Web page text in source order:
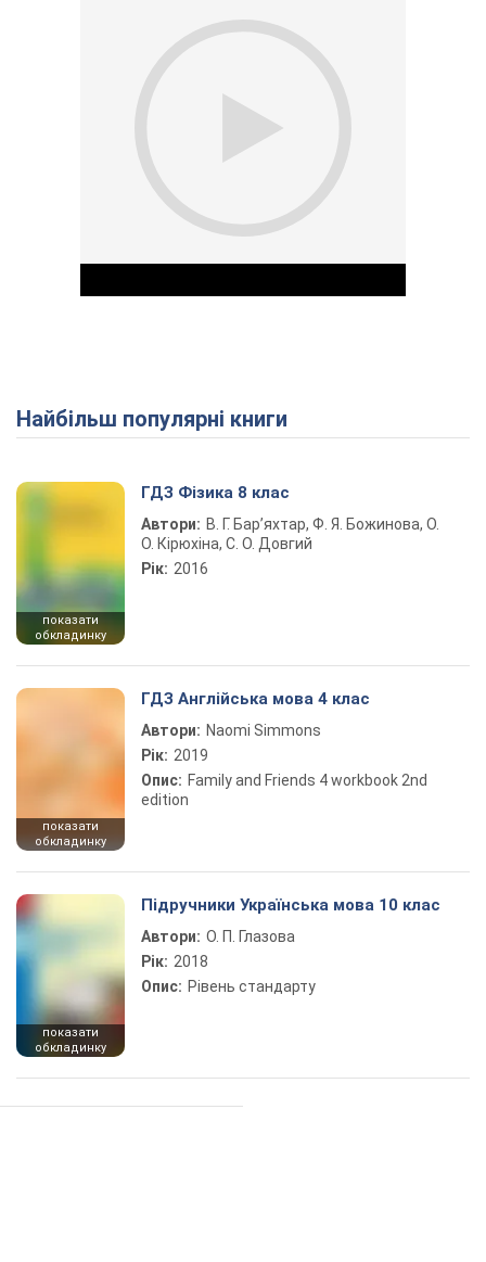
Play Video
Найбільш популярні книги
показати
обкладинку
ГДЗ Фізика 8 клас
Автори: В. Г. Бар’яхтар, Ф. Я. Божинова, О.
О. Кірюхіна, С. О. Довгий
Рік: 2016
показати
обкладинку
ГДЗ Англійська мова 4 клас
Автори: Naomi Simmons
Рік: 2019
Опис: Family and Friends 4 workbook 2nd
edition
показати
обкладинку
Підручники Українська мова 10 клас
Автори: О. П. Глазова
Рік: 2018
Опис: Рівень стандарту